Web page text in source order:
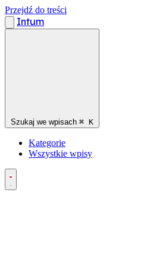
Przejdź do treści
Intum
Szukaj we wpisach ⌘ K
Kategorie
Wszystkie wpisy